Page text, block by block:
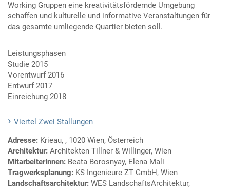
Working Gruppen eine kreativitätsfördernde Umgebung
schaffen und kulturelle und informative Veranstaltungen für
das gesamte umliegende Quartier bieten soll.
Leistungsphasen
Studie 2015
Vorentwurf 2016
Entwurf 2017
Einreichung 2018
Viertel Zwei Stallungen
Adresse: Krieau, , 1020 Wien, Österreich
Architektur: Architekten Tillner & Willinger, Wien
MitarbeiterInnen: Beata Borosnyay, Elena Mali
Tragwerksplanung: KS Ingenieure ZT GmbH, Wien
Landschaftsarchitektur: WES LandschaftsArchitektur,